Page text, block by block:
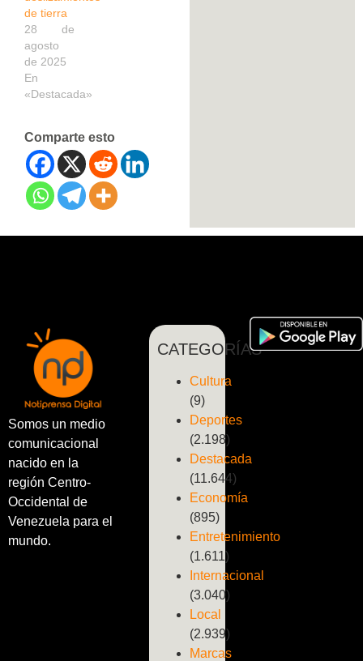
de tierra
28 de
agosto
de 2025
En
«Destacada»
Comparte esto
Somos un medio
comunicacional
nacido en la
región Centro-
Occidental de
Venezuela para el
mundo.
CATEGORÍAS
Cultura
(9)
Deportes
(2.198)
Destacada
(11.644)
Economía
(895)
Entretenimiento
(1.611)
Internacional
(3.040)
Local
(2.939)
Marcas